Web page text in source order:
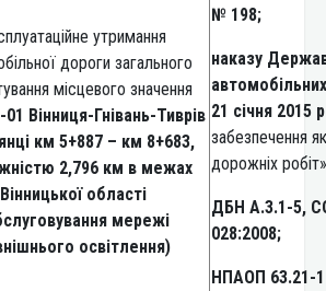
утримання
дороги загального
місцевого значення
Вінниця-Гнівань-Тиврів
км 5+887 – км 8+683,
2,796 км в межах
Вінницької області
мережі
освітлення)
№ 198;
наказу
21 січня 2015
забезпечення
дорожніх
ДБН А.3.1-5,
028:2008;
НПАОП 63.21-